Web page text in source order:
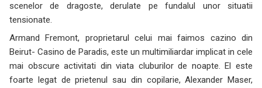
scenelor de dragoste, derulate pe fundalul unor situatii
tensionate.
Armand Fremont, proprietarul celui mai faimos cazino din
Beirut- Casino de Paradis, este un multimiliardar implicat in cele
mai obscure activitati din viata cluburilor de noapte. El este
foarte legat de prietenul sau din copilarie, Alexander Maser,